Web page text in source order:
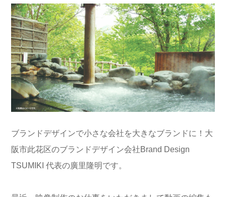
ブランドデザインで小さな会社を大きなブランドに！大
阪市此花区のブランドデザイン会社Brand Design
TSUMIKI 代表の廣里隆明です。